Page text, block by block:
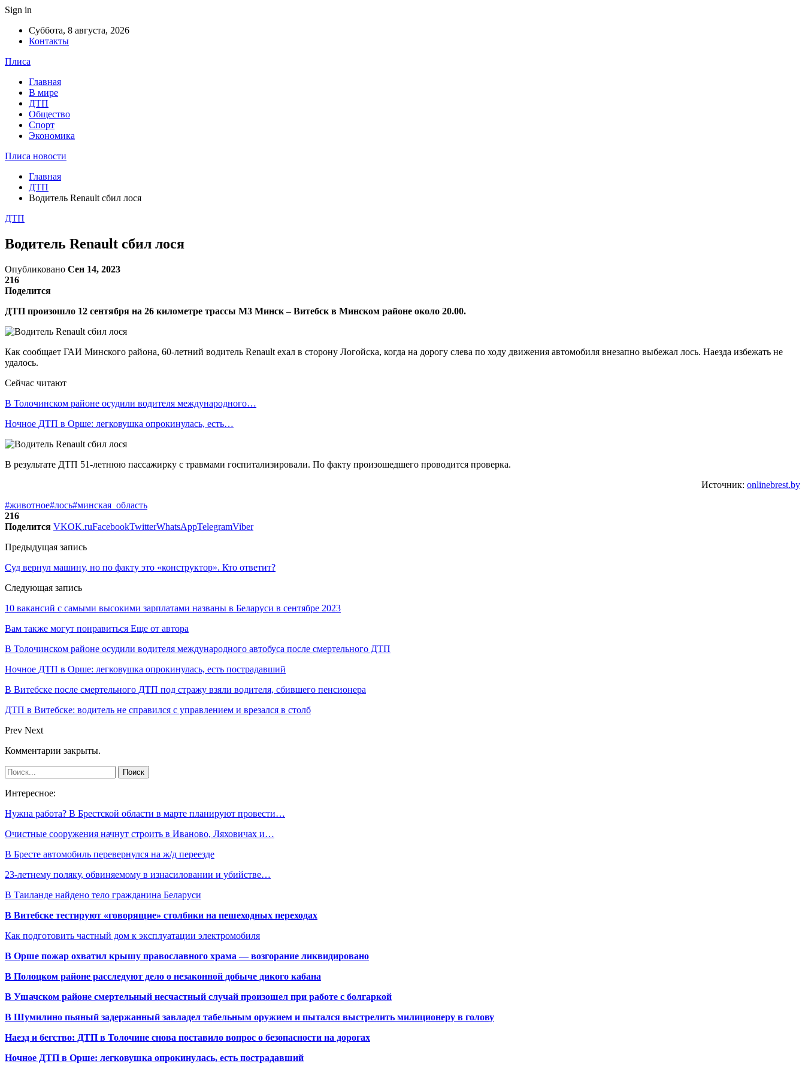
Sign in
Суббота, 8 августа, 2026
Контакты
Плиса
Главная
В мире
ДТП
Общество
Спорт
Экономика
Плиса новости
Главная
ДТП
Водитель Renault сбил лося
ДТП
Водитель Renault сбил лося
Опубликовано Сен 14, 2023
216
Поделится
ДТП произошло 12 сентября на 26 километре трассы М3 Минск – Витебск в Минском районе около 20.00.
Как сообщает ГАИ Минского района, 60-летний водитель Renault ехал в сторону Логойска, когда на дорогу слева по ходу движения автомобиля внезапно выбежал лось. Наезда избежать не
удалось.
Сейчас читают
В Толочинском районе осудили водителя международного…
Ночное ДТП в Орше: легковушка опрокинулась, есть…
В результате ДТП 51-летнюю пассажирку с травмами госпитализировали. По факту произошедшего проводится проверка.
Источник: onlinebrest.by
#животное#лось#минская_область
216
Поделится VKOK.ruFacebookTwitterWhatsAppTelegramViber
Предыдущая запись
Суд вернул машину, но по факту это «конструктор». Кто ответит?
Следующая запись
10 вакансий с самыми высокими зарплатами названы в Беларуси в сентябре 2023
Вам также могут понравиться Еще от автора
В Толочинском районе осудили водителя международного автобуса после смертельного ДТП
Ночное ДТП в Орше: легковушка опрокинулась, есть пострадавший
В Витебске после смертельного ДТП под стражу взяли водителя, сбившего пенсионера
ДТП в Витебске: водитель не справился с управлением и врезался в столб
Prev Next
Комментарии закрыты.
Интересное:
Нужна работа? В Брестской области в марте планируют провести…
Очистные сооружения начнут строить в Иваново, Ляховичах и…
В Бресте автомобиль перевернулся на ж/д переезде
23-летнему поляку, обвиняемому в изнасиловании и убийстве…
В Таиланде найдено тело гражданина Беларуси
В Витебске тестируют «говорящие» столбики на пешеходных переходах
Как подготовить частный дом к эксплуатации электромобиля
В Орше пожар охватил крышу православного храма — возгорание ликвидировано
В Полоцком районе расследуют дело о незаконной добыче дикого кабана
В Ушачском районе смертельный несчастный случай произошел при работе с болгаркой
В Шумилино пьяный задержанный завладел табельным оружием и пытался выстрелить милиционеру в голову
Наезд и бегство: ДТП в Толочине снова поставило вопрос о безопасности на дорогах
Ночное ДТП в Орше: легковушка опрокинулась, есть пострадавший